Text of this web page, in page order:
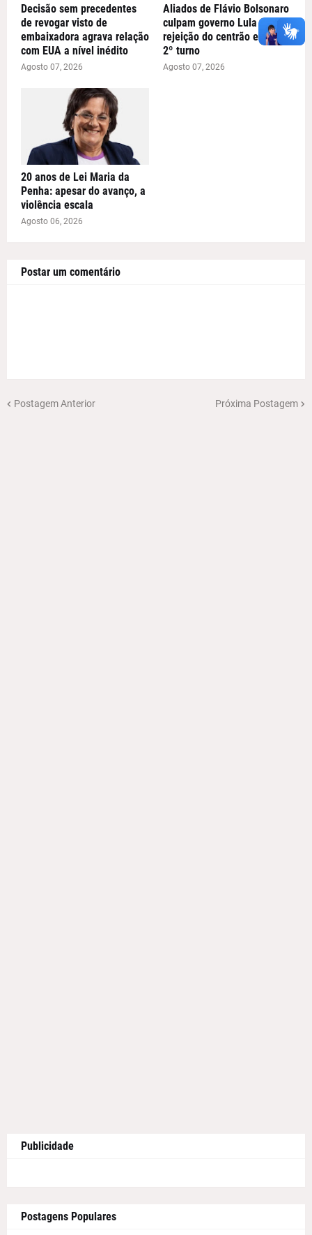
Decisão sem precedentes
de revogar visto de
embaixadora agrava relação
com EUA a nível inédito
Agosto 07, 2026
Aliados de Flávio Bolsonaro
culpam governo Lula por
rejeição do centrão e miram
2º turno
Agosto 07, 2026
20 anos de Lei Maria da
Penha: apesar do avanço, a
violência escala
Agosto 06, 2026
Postar um comentário
Postagem Anterior Próxima Postagem
Publicidade
Postagens Populares